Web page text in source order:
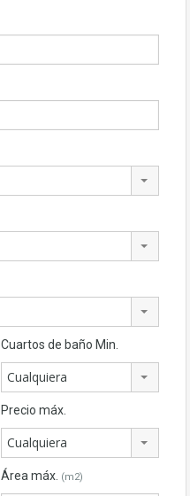
Cuartos de baño Min.
Cualquiera
Precio máx.
Cualquiera
Área máx. (m2)